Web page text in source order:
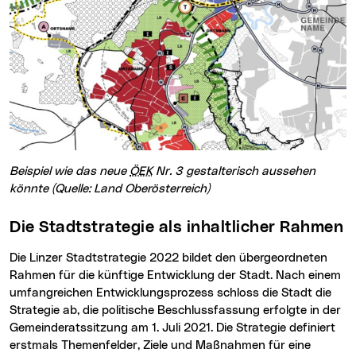
Beispiel wie das neue ÖEKNr. 3 gestalterisch aussehen
könnte (Quelle: Land Oberösterreich)
Die Stadtstrategie als inhaltlicher Rahmen
Die Linzer Stadtstrategie 2022 bildet den übergeordneten
Rahmen für die künftige Entwicklung der Stadt. Nach einem
umfangreichen Entwicklungsprozess schloss die Stadt die
Strategie ab, die politische Beschlussfassung erfolgte in der
Gemeinderatssitzung am 1. Juli 2021. Die Strategie definiert
erstmals Themenfelder, Ziele und Maßnahmen für eine